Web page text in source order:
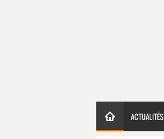
ACTUALITÉS